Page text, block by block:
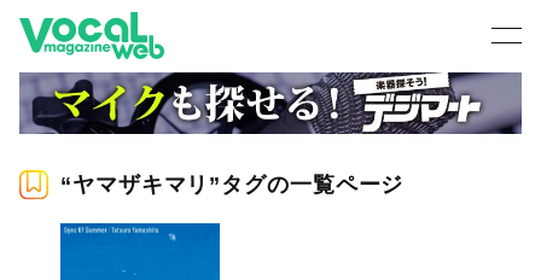
“ヤマザキマリ”タグの一覧ページ